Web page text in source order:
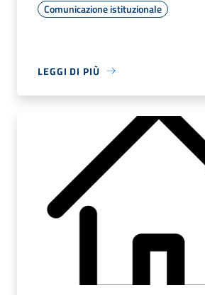
Comunicazione istituzionale
LEGGI DI PIÙ